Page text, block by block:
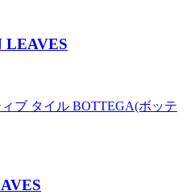
LEAVES